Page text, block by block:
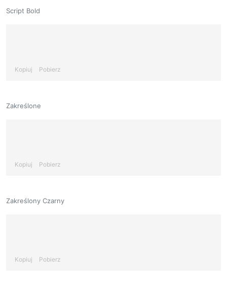
Script Bold
Kopiuj Pobierz
Zakreślone
Kopiuj Pobierz
Zakreślony Czarny
Kopiuj Pobierz